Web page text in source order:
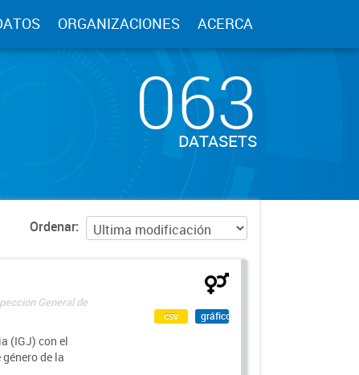
ORGANIZACIONES ACERCA
063
DATASETS
Ordenar
General de
(IGJ) con el
de la
csv gráfico